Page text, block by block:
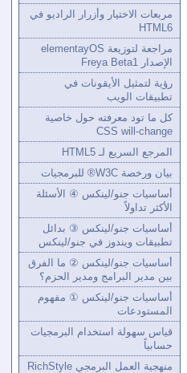
مربعات الاختيار وأزرار الراديو في
HTML6
مراجعة لتوزيعة elementayOS
الإصدار Freya Beta1
رؤية لتمثيل الأيقونات في
تطبيقات الويب
كل ما تود معرفته حول خاصية
CSS will-change
المرجع السريع لـ HTML5
بيان ورخصة W3C® للبرمجيات
أساسيات جنو/لينكس ④ الأسئلة
الأكثر تداولاً
أساسيات جنو/لينكس ③ بدائل
تطبيقات ويندوز في جنو/لينكس
أساسيات جنو/لينكس ② ما الفرق
بين مدير البرامج ومدير الحزم؟
أساسيات جنو/لينكس ① مفهوم
المستودعات
قياس سهولة استخدام البرمجيات
حسابياً
منهجية العمل البرمجي RichStyle